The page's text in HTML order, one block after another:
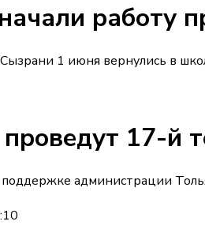
работу
1 июня вернулись в
17-й
администрации